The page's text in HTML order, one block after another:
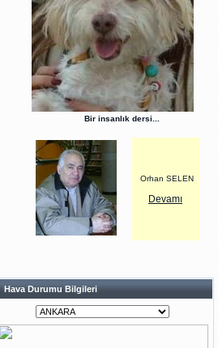
Bir insanlık dersi...
Orhan SELEN
Devamı
Hava Durumu Bilgileri